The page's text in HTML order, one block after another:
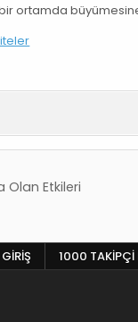
ortamda
Olan Etkileri
GIRIŞ 1000 TAKIPÇI